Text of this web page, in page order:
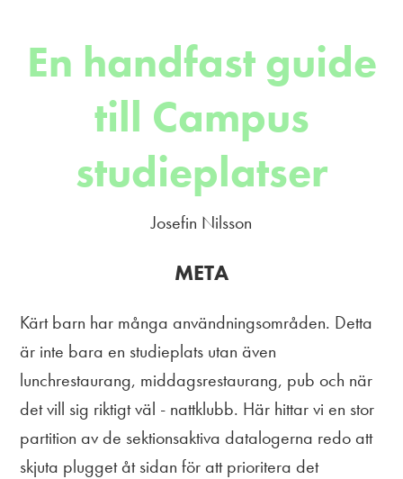
En handfast guide
till Campus
studieplatser
Josefin Nilsson
META
Kärt barn har många användningsområden. Detta
är inte bara en studieplats utan även
lunchrestaurang, middagsrestaurang, pub och när
det vill sig riktigt väl - nattklubb. Här hittar vi en stor
partition av de sektionsaktiva datalogerna redo att
skjuta plugget åt sidan för att prioritera det